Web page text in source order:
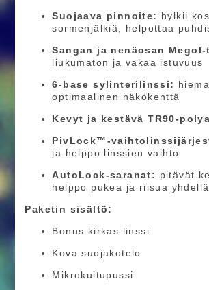
Suojaava pinnoite: hylkii
sormenjälkiä, helpottaa
Sangan ja nenäosan
liukumaton ja vakaa istuvuus
6-base sylinterilinssi:
optimaalinen näkökenttä
Kevyt ja kestävä TR90-
PivLock™-
ja helppo linssien vaihto
AutoLock-saranat: pitävät
helppo pukea ja riisua
Paketin sisältö:
Bonus kirkas linssi
Kova suojakotelo
Mikrokuitupussi